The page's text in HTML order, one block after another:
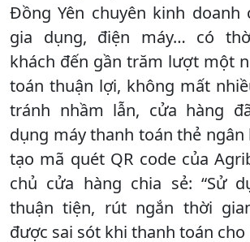
Đồng Yên chuyên kinh doanh
gia dụng, điện máy… có
khách đến gần trăm lượt một
toán thuận lợi, không mất
tránh nhầm lẫn, cửa hàng
dụng máy thanh toán thẻ ngân
tạo mã quét QR code của
chủ cửa hàng chia sẻ: “Sử
thuận tiện, rút ngắn thời
được sai sót khi thanh toán cho